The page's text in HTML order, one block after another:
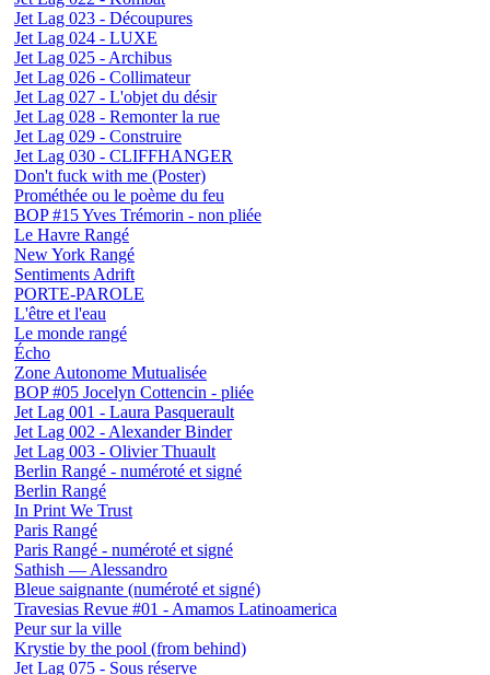
Jet Lag 023 - Découpures
Jet Lag 024 - LUXE
Jet Lag 025 - Archibus
Jet Lag 026 - Collimateur
Jet Lag 027 - L'objet du désir
Jet Lag 028 - Remonter la rue
Jet Lag 029 - Construire
Jet Lag 030 - CLIFFHANGER
Don't fuck with me (Poster)
Prométhée ou le poème du feu
BOP #15 Yves Trémorin - non pliée
Le Havre Rangé
New York Rangé
Sentiments Adrift
PORTE-PAROLE
L'être et l'eau
Le monde rangé
Écho
Zone Autonome Mutualisée
BOP #05 Jocelyn Cottencin - pliée
Jet Lag 001 - Laura Pasquerault
Jet Lag 002 - Alexander Binder
Jet Lag 003 - Olivier Thuault
Berlin Rangé - numéroté et signé
Berlin Rangé
In Print We Trust
Paris Rangé
Paris Rangé - numéroté et signé
Sathish — Alessandro
Bleue saignante (numéroté et signé)
Travesias Revue #01 - Amamos Latinoamerica
Peur sur la ville
Krystie by the pool (from behind)
Jet Lag 075 - Sous réserve